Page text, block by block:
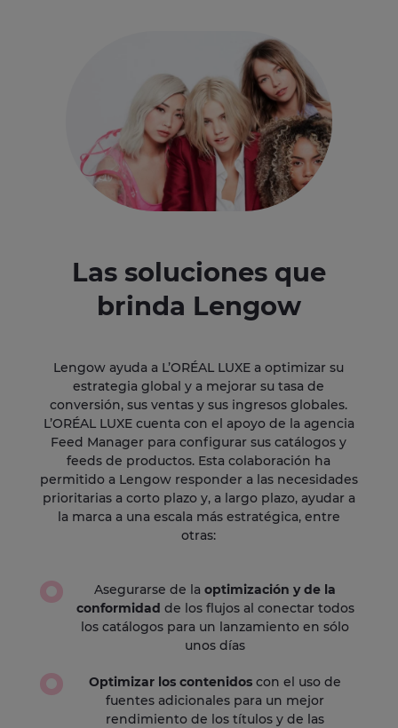
Las soluciones que
brinda Lengow
Lengow ayuda a L’ORÉAL LUXE a optimizar su
estrategia global y a mejorar su tasa de
conversión, sus ventas y sus ingresos globales.
L’ORÉAL LUXE cuenta con el apoyo de la agencia
Feed Manager para configurar sus catálogos y
feeds de productos. Esta colaboración ha
permitido a Lengow responder a las necesidades
prioritarias a corto plazo y, a largo plazo, ayudar a
la marca a una escala más estratégica, entre
otras:
Asegurarse de laoptimización y de la
conformidad de los flujos al conectar todos
los catálogos para un lanzamiento en sólo
unos días
Optimizar los contenidos con el uso de
fuentes adicionales para un mejor
rendimiento de los títulos y de las